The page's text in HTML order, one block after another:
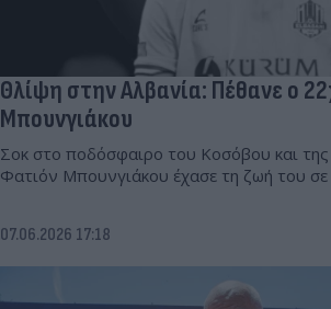
Θλίψη στην Αλβανία: Πέθανε ο
Μπουνγιάκου
Σοκ στο ποδόσφαιρο του Κοσόβου και
Φατιόν Μπουνγιάκου έχασε τη ζωή του
07.06.2026 17:18